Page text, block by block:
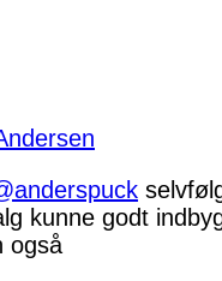
anderspuck
kunne godt
også